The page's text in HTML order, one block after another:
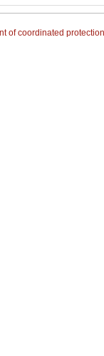
of coordinated